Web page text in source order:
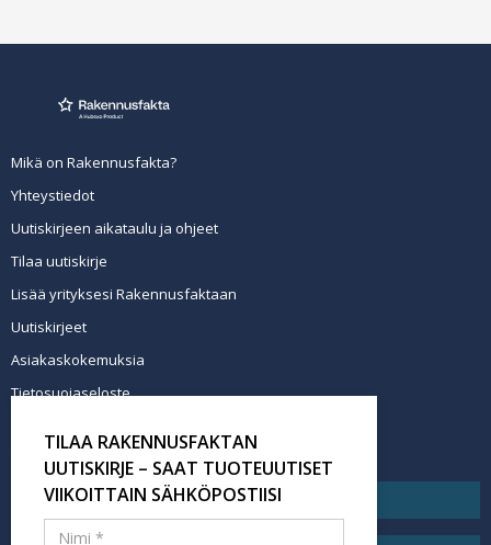
Mikä on Rakennusfakta?
Yhteystiedot
Uutiskirjeen aikataulu ja ohjeet
Tilaa uutiskirje
Lisää yrityksesi Rakennusfaktaan
Uutiskirjeet
Asiakaskokemuksia
Tietosuojaseloste
Tilaa uutiskirje
TILAA RAKENNUSFAKTAN
UUTISKIRJE – SAAT TUOTEUUTISET
VIIKOITTAIN SÄHKÖPOSTIISI